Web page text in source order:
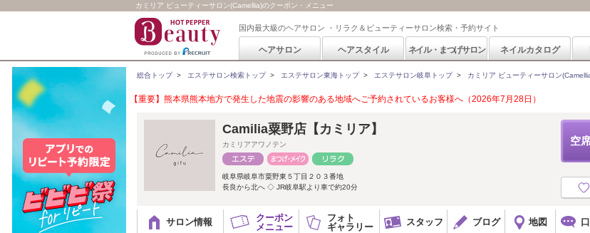
カミリア ビューティーサロン(Camellia)のクーポン・メニュー
国内最大級のヘアサロン ・リラク＆ビューティーサロン検索・予約サイト
ヘアサロン ヘアスタイル ネイル・まつげサロン ネイルカタログ
総合トップ> エステサロン検索トップ> エステサロン東海トップ> エステサロン岐阜トップ> カミリア ビューティーサロン
【重要】熊本県熊本地方で発生した地震の影響のある地域へご予約されているお客様へ（2026年7月28日）
空
Camilia粟野店【カミリア】
カミリアアワノテン
岐阜県岐阜市粟野東５丁目２０３番地
長良から北へ ◇ JR岐阜駅より車で約20分
サロン情報
クーポン
メニュー
フォト
ギャラリー
スタッフ ブログ 地図